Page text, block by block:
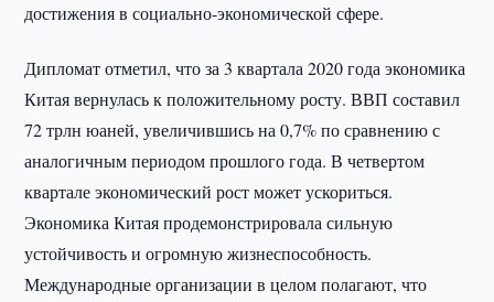
достижения в социально-экономической сфере.
Дипломат отметил, что за 3 квартала 2020 года экономика
Китая вернулась к положительному росту. ВВП составил
72 трлн юаней, увеличившись на 0,7% по сравнению с
аналогичным периодом прошлого года. В четвертом
квартале экономический рост может ускориться.
Экономика Китая продемонстрировала сильную
устойчивость и огромную жизнеспособность.
Международные организации в целом полагают, что